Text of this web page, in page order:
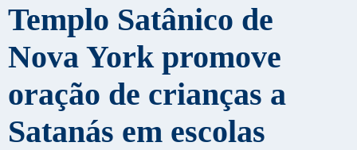
Templo Satânico de
Nova York promove
oração de crianças a
Satanás em escolas